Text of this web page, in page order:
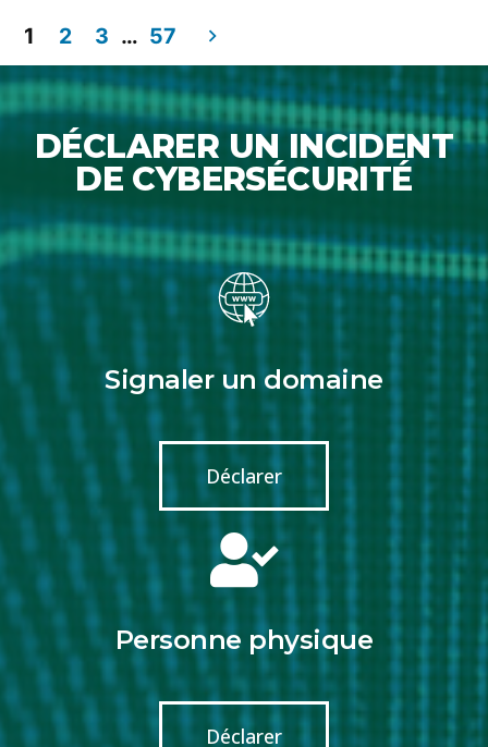
1 2 3 … 57
DÉCLARER UN INCIDENT
DE CYBERSÉCURITÉ
Signaler un domaine
Déclarer
Personne physique
Déclarer